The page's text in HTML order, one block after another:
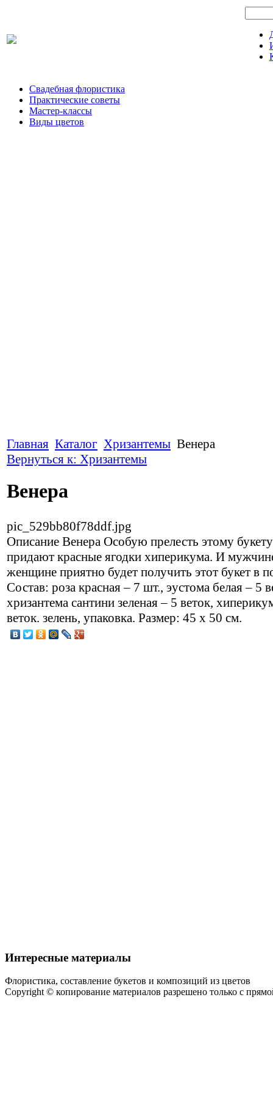
Свадебная флористика
Практические советы
Мастер-классы
Виды цветов
Главная Каталог Хризантемы Венера
Вернуться к: Хризантемы
Венера
pic_529bb80f78ddf.jpg
Описание Венера Особую прелесть этому букету
придают красные ягодки хиперикума. И
женщине приятно будет получить этот букет в
Состав: роза красная – 7 шт., эустома белая – 5
хризантема сантини зеленая – 5 веток,
веток. зелень, упаковка. Размер: 45 х 50 см.
Интересные материалы
Флористика, составление букетов и композиций из цветов
Copyright © копирование материалов разрешено только с